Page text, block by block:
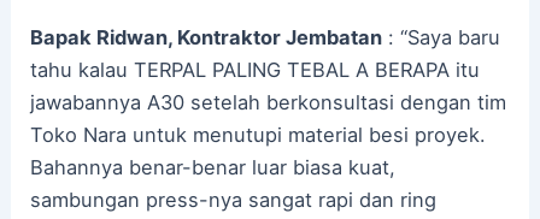
Bapak Ridwan, Kontraktor Jembatan : “Saya baru
tahu kalau TERPAL PALING TEBAL A BERAPA itu
jawabannya A30 setelah berkonsultasi dengan tim
Toko Nara untuk menutupi material besi proyek.
Bahannya benar-benar luar biasa kuat,
sambungan press-nya sangat rapi dan ring